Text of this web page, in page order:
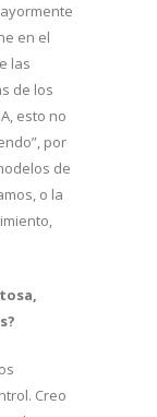
en el
las
de los
esto no
por
de
o la
Creo